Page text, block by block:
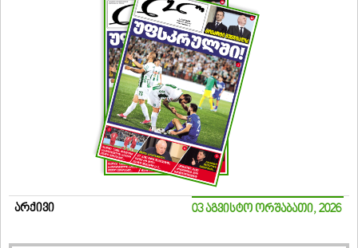
არქივი 03 აგვისტო ორშაბათი, 2026